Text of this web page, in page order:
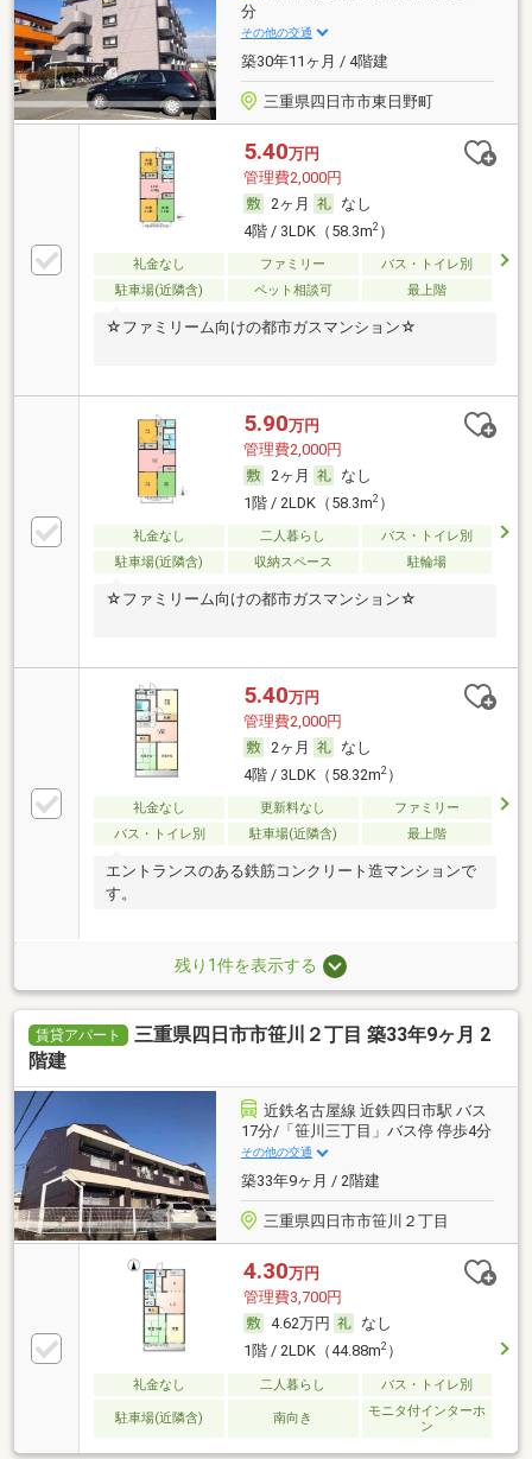
分
その他の交通
築30年11ヶ月 / 4階建
三重県四日市市東日野町
5.40万円
管理費2,000円
2ヶ月
なし
4階 / 3LDK（58.3m2）
礼金なし ファミリー
バス・トイレ別
駐車場(近隣含)
ペット相談可 最上階
☆ファミリーム向けの都市ガスマンション☆
5.90万円
管理費2,000円
2ヶ月
なし
1階 / 2LDK（58.3m2）
礼金なし 二人暮らし
バス・トイレ別
駐車場(近隣含)
収納スペース 駐輪場
☆ファミリーム向けの都市ガスマンション☆
5.40万円
管理費2,000円
2ヶ月
なし
4階 / 3LDK（58.32m2）
礼金なし 更新料なし
ファミリー
バス・トイレ別
駐車場(近隣含) 最上階
エントランスのある鉄筋コンクリート造マンションで
す。
残り1件を表示する
賃貸アパート
三重県四日市市笹川２丁目 築33年9ヶ月 2
階建
近鉄名古屋線 近鉄四日市駅 バス
17分/「笹川三丁目」バス停 停歩4分
その他の交通
築33年9ヶ月 / 2階建
三重県四日市市笹川２丁目
4.30万円
管理費3,700円
4.62万円
なし
1階 / 2LDK（44.88m2）
礼金なし 二人暮らし バス・トイレ別
駐車場(近隣含) 南向き
モニタ付インターホ
ン